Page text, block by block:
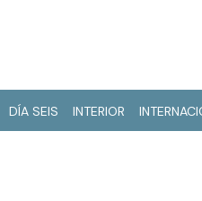
DÍA SEIS INTERIOR